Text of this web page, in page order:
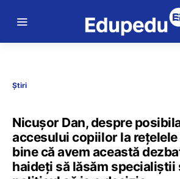
Știri
Nicușor Dan, despre
accesului copiilor la
bine că avem această
haideți să lăsăm specialiștii